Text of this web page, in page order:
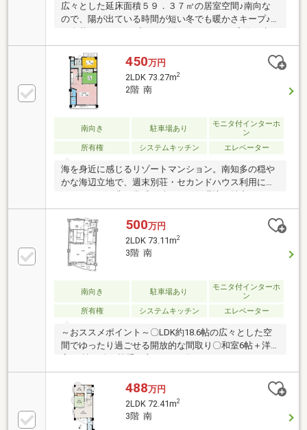
広々とした延床面積５９．３７㎡の居室空間♪南向な
ので、陽が出ている時間が短い冬でも暖かさキープ♪
間をご自身で体感ください♪
450万円
2LDK 73.27m2
2階 南
南向き 駐車場あり
モニタ付インターホ
ン
所有権
システムキッチン エレベーター
海を身近に感じるリゾートマンション。南知多の穏や
かな海辺立地で、週末別荘・セカンドハウス利用にも
500万円
2LDK 73.11m2
3階 南
南向き 駐車場あり
モニタ付インターホ
ン
所有権
システムキッチン エレベーター
～おススメポイント～〇LDK約18.6帖の広々とした空
間でゆったり過ごせる開放的な間取り〇和室6帖＋洋
ーでリゾート気分を満喫できます〇南知多エリアの海
近くの立地でセカンドハウスにもおすすめ～利便性高
い周辺環境～〇海を身近に感じられる自然豊かな住環
境〇休日のリフレッシュやマリンレジャーも楽しめる
ロケーション
488万円
2LDK 72.41m2
3階 南